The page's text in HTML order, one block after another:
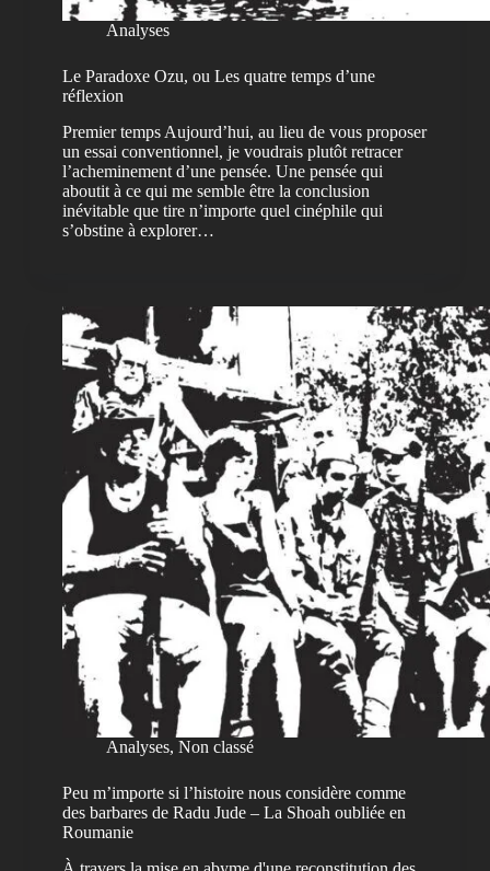
Analyses
Le Paradoxe Ozu, ou Les quatre temps d’une
réflexion
Premier temps Aujourd’hui, au lieu de vous proposer
un essai conventionnel, je voudrais plutôt retracer
l’acheminement d’une pensée. Une pensée qui
aboutit à ce qui me semble être la conclusion
inévitable que tire n’importe quel cinéphile qui
s’obstine à explorer…
Analyses, Non classé
Peu m’importe si l’histoire nous considère comme
des barbares de Radu Jude – La Shoah oubliée en
Roumanie